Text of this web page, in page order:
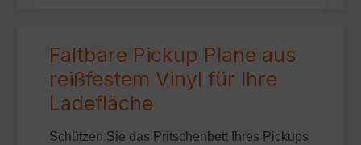
Faltbare Pickup Plane aus
reißfestem Vinyl für Ihre
Ladefläche
Schützen Sie das Pritschenbett Ihres Pickups